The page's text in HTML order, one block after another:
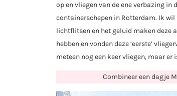
op en vliegen van de ene verbazing
containerschepen in Rotterdam. Ik
lichtflitsen en het geluid maken deze
hebben en vonden deze ‘eerste’
meteen nog een keer vliegen, maar
Combineer een dagje